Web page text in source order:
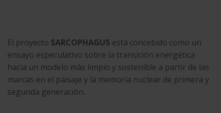
El proyecto SARCOPHAGUS está concebido como un
ensayo especulativo sobre la transición energética
hacia un modelo más limpio y sostenible a partir de las
marcas en el paisaje y la memoria nuclear de primera y
segunda generación.